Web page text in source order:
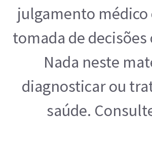
julgamento
tomada de
Nada neste
diagnosticar ou
saúde.